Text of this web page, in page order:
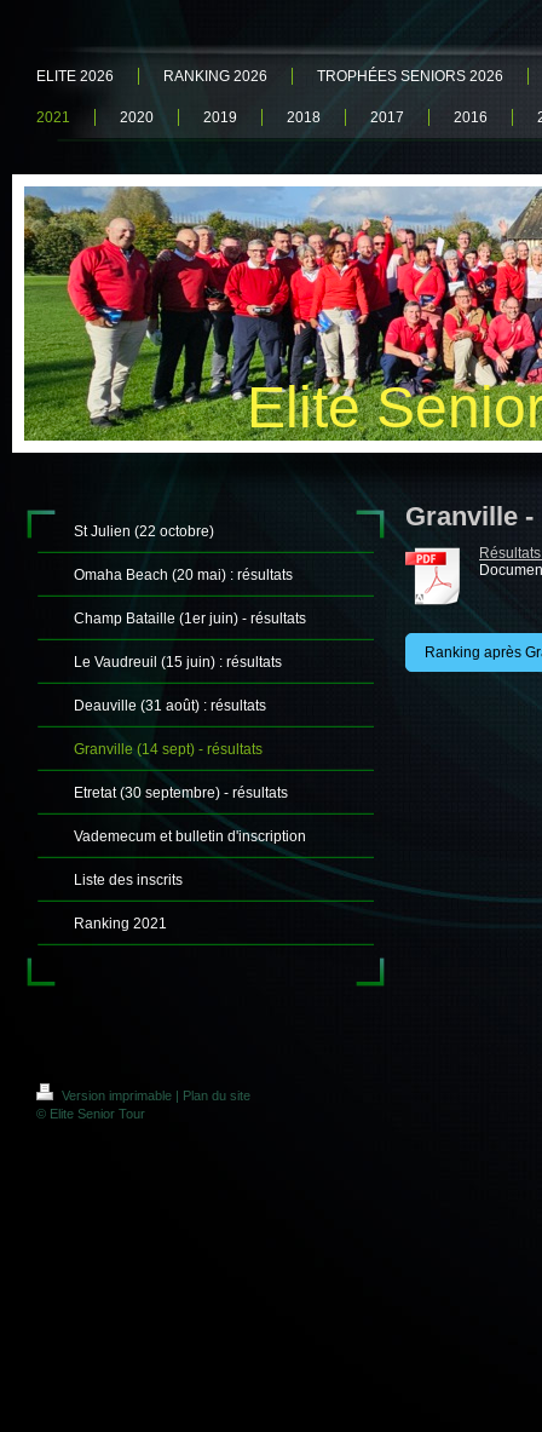
ELITE 2026 RANKING 2026 TROPHÉES SENIORS 2026
2021 2020 2019 2018 2017 2016
Elite
St Julien (22 octobre)
Omaha Beach (20 mai) : résultats
Champ Bataille (1er juin) - résultats
Le Vaudreuil (15 juin) : résultats
Deauville (31 août) : résultats
Granville (14 sept) - résultats
Etretat (30 septembre) - résultats
Vademecum et bulletin d'inscription
Liste des inscrits
Ranking 2021
Granville
Ranking après
Version imprimable | Plan du site
© Elite Senior Tour